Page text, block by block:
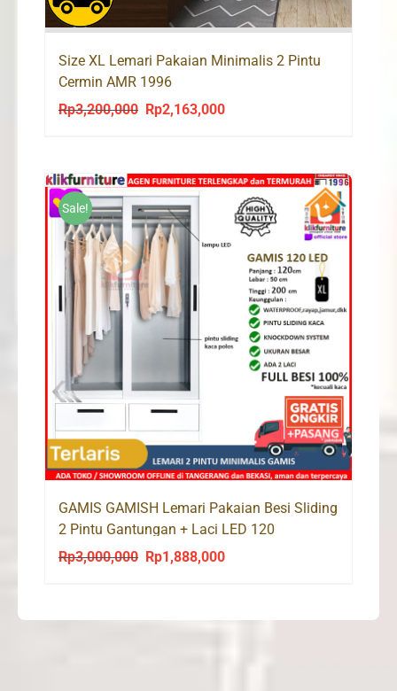
Size XL Lemari Pakaian Minimalis 2 Pintu
Cermin AMR 1996
Rp3,200,000
Original
Rp3,200,000.
Rp2,163,000Current
Rp2,163,000.
Sale!
GAMIS GAMISH Lemari Pakaian Besi Sliding
2 Pintu Gantungan + Laci LED 120
Rp3,000,000
Original
Rp1,888,000Current